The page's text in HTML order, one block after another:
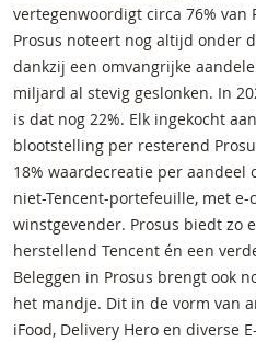
vertegenwoordigt circa 76% van
Prosus noteert nog altijd onder
dankzij een omvangrijke
miljard al stevig geslonken. In
is dat nog 22%. Elk ingekocht
blootstelling per resterend
18% waardecreatie per aandeel
niet-Tencent-portefeuille, met
winstgevender. Prosus biedt zo
herstellend Tencent én een
Beleggen in Prosus brengt ook
het mandje. Dit in de vorm van
iFood, Delivery Hero en diverse